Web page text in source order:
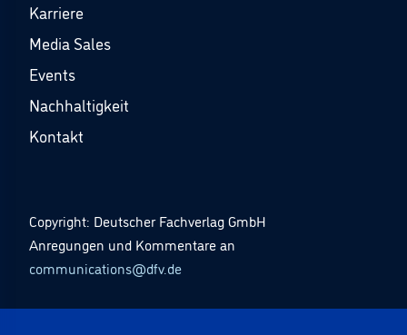
Karriere
Media Sales
Events
Nachhaltigkeit
Kontakt
Copyright: Deutscher Fachverlag GmbH
Anregungen und Kommentare an
communications@dfv.de